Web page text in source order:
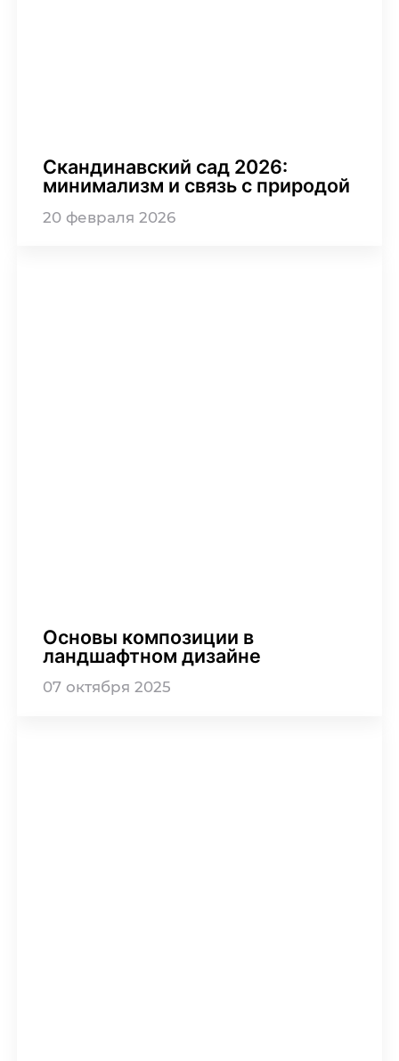
Скандинавский сад 2026:
минимализм и связь с природой
20 февраля 2026
Основы композиции в
ландшафтном дизайне
07 октября 2025